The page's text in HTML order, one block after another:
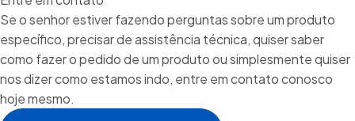
Se o senhor estiver fazendo perguntas sobre um produto
específico, precisar de assistência técnica, quiser saber
como fazer o pedido de um produto ou simplesmente quiser
nos dizer como estamos indo, entre em contato conosco
hoje mesmo.